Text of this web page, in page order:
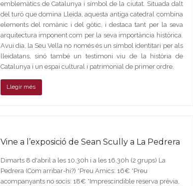
emblemàtics de Catalunya i símbol de la ciutat. Situada dalt
del turó que domina Lleida, aquesta antiga catedral combina
elements del romànic i del gòtic, i destaca tant per la seva
arquitectura imponent com per la seva importància històrica.
Avui dia, la Seu Vella no només és un símbol identitari per als
lleidatans, sinó també un testimoni viu de la història de
Catalunya i un espai cultural i patrimonial de primer ordre.
Llegir més
Vine a l’exposició de Sean Scully a La Pedrera
Dimarts 8 d'abril a les 10.30h i a les 16.30h (2 grups) La
Pedrera (Com arribar-hi?) *Preu Amics: 16€ *Preu
acompanyants no socis: 18€ *Imprescindible reserva prèvia,